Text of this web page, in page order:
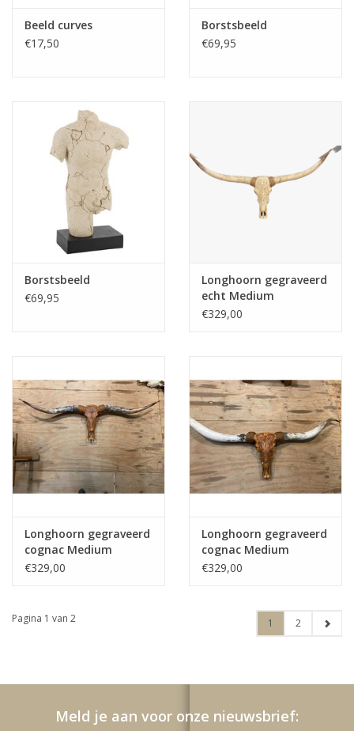
Beeld curves
€17,50
Borstsbeeld
€69,95
Borstsbeeld
€69,95
Longhoorn gegraveerd
echt Medium
€329,00
Longhoorn gegraveerd
cognac Medium
€329,00
Longhoorn gegraveerd
cognac Medium
€329,00
Pagina 1 van 2 1 2
Meld je aan voor onze nieuwsbrief: